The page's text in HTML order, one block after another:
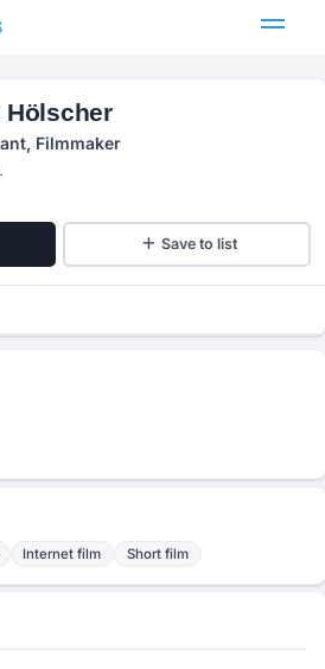
Hölscher
Filmmaker
Save to list
Internet film Short film